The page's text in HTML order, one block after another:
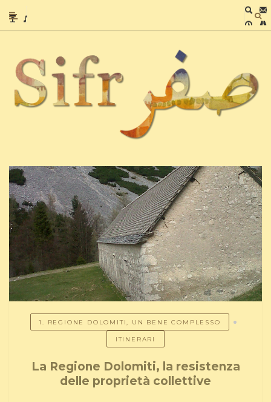
1. REGIONE DOLOMITI, UN BENE COMPLESSO
ITINERARI
La Regione Dolomiti, la resistenza
delle proprietà collettive